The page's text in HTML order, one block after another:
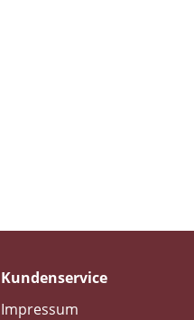
Kundenservice
Impressum